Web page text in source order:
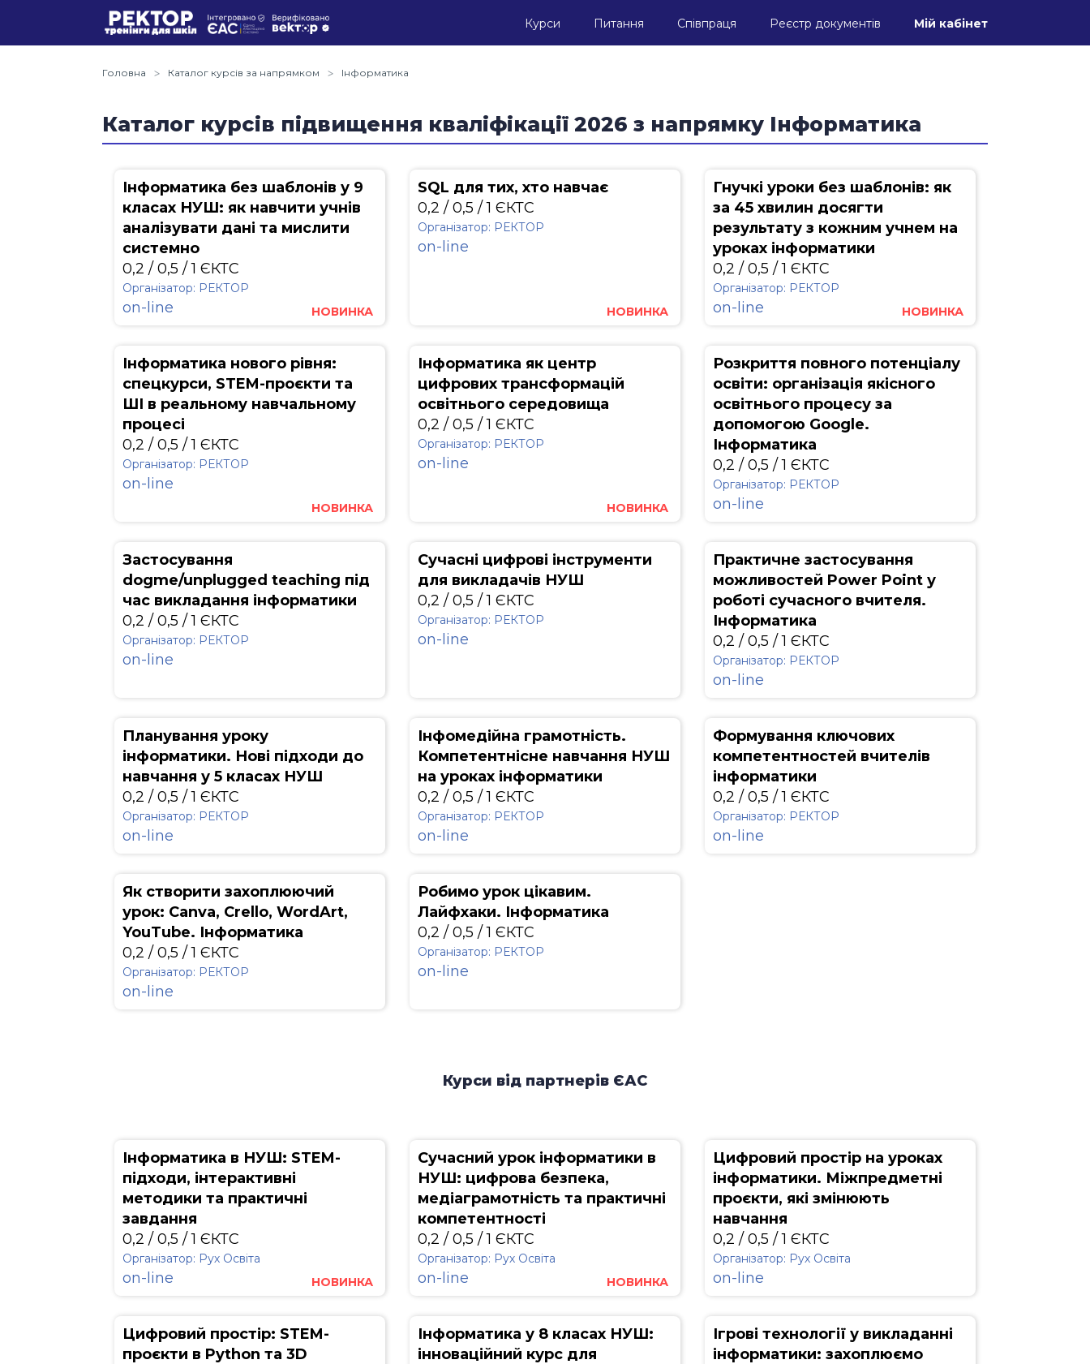
Курси Питання Співпраця Реєстр документів Мій кабінет
Головна Каталог курсів за напрямком Інформатика
Каталог курсів підвищення кваліфікації 2026 з напрямку Інформатика
Інформатика без шаблонів у 9
класах НУШ: як навчити учнів
аналізувати дані та мислити
системно
0,2 / 0,5 / 1 ЄКТС
Організатор: РЕКТОР
on-line НОВИНКА
SQL для тих, хто навчає
0,2 / 0,5 / 1 ЄКТС
Організатор: РЕКТОР
on-line
НОВИНКА
Гнучкі уроки без шаблонів: як
за 45 хвилин досягти
результату з кожним учнем на
уроках інформатики
0,2 / 0,5 / 1 ЄКТС
Організатор: РЕКТОР
on-line НОВИНКА
Інформатика нового рівня:
спецкурси, STEM-проєкти та
ШІ в реальному навчальному
процесі
0,2 / 0,5 / 1 ЄКТС
Організатор: РЕКТОР
on-line
НОВИНКА
Інформатика як центр
цифрових трансформацій
освітнього середовища
0,2 / 0,5 / 1 ЄКТС
Організатор: РЕКТОР
on-line
НОВИНКА
Розкриття повного потенціалу
освіти: організація якісного
освітнього процесу за
допомогою Google.
Інформатика
0,2 / 0,5 / 1 ЄКТС
Організатор: РЕКТОР
on-line
Застосування
dogme/unplugged teaching під
час викладання інформатики
0,2 / 0,5 / 1 ЄКТС
Організатор: РЕКТОР
on-line
Сучасні цифрові інструменти
для викладачів НУШ
0,2 / 0,5 / 1 ЄКТС
Організатор: РЕКТОР
on-line
Практичне застосування
можливостей Power Point у
роботі сучасного вчителя.
Інформатика
0,2 / 0,5 / 1 ЄКТС
Організатор: РЕКТОР
on-line
Планування уроку
інформатики. Нові підходи до
навчання у 5 класах НУШ
0,2 / 0,5 / 1 ЄКТС
Організатор: РЕКТОР
on-line
Інфомедійна грамотність.
Компетентнісне навчання НУШ
на уроках інформатики
0,2 / 0,5 / 1 ЄКТС
Організатор: РЕКТОР
on-line
Формування ключових
компетентностей вчителів
інформатики
0,2 / 0,5 / 1 ЄКТС
Організатор: РЕКТОР
on-line
Як створити захоплюючий
урок: Canva, Crello, WordArt,
YouTube. Інформатика
0,2 / 0,5 / 1 ЄКТС
Організатор: РЕКТОР
on-line
Робимо урок цікавим.
Лайфхаки. Інформатика
0,2 / 0,5 / 1 ЄКТС
Організатор: РЕКТОР
on-line
Курси від партнерів ЄАС
Інформатика в НУШ: STEM-
підходи, інтерактивні
методики та практичні
завдання
0,2 / 0,5 / 1 ЄКТС
Організатор: Рух Освіта
on-line НОВИНКА
Сучасний урок інформатики в
НУШ: цифрова безпека,
медіаграмотність та практичні
компетентності
0,2 / 0,5 / 1 ЄКТС
Організатор: Рух Освіта
on-line НОВИНКА
Цифровий простір на уроках
інформатики. Міжпредметні
проєкти, які змінюють
навчання
0,2 / 0,5 / 1 ЄКТС
Організатор: Рух Освіта
on-line
Цифровий простір: STEM-
проєкти в Python та 3D
Інформатика у 8 класах НУШ:
інноваційний курс для
Ігрові технології у викладанні
інформатики: захоплюємо